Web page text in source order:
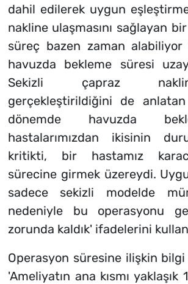
dahil edilerek uygun
nakline ulaşmasını sağlayan
süreç bazen zaman alabiliyor
havuzda bekleme süresi
Sekizli çapraz
gerçekleştirildiğini de anlatan
dönemde havuzda
hastalarımızdan ikisinin
kritikti, bir hastamız
sürecine girmek üzereydi.
sadece sekizli modelde
nedeniyle bu operasyonu
zorunda kaldık' ifadelerini
Operasyon süresine ilişkin bilgi
'Ameliyatın ana kısmı